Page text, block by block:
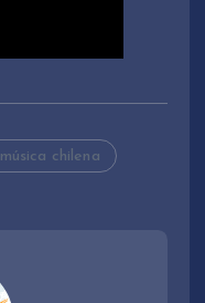
música chilena